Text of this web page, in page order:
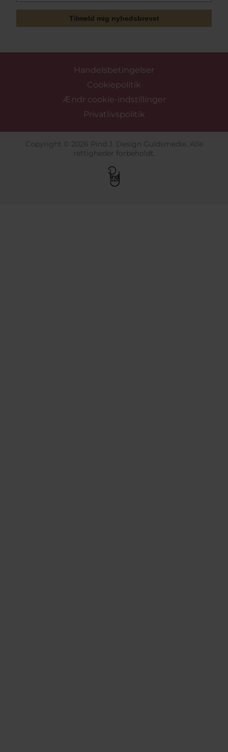
Tilmeld mig nyhedsbrevet
Handelsbetingelser
Cookiepolitik
Ændr cookie-indstillinger
Privatlivspolitik
Copyright © 2026 Pind J. Design Guldsmedie. Alle
rettigheder forbeholdt.